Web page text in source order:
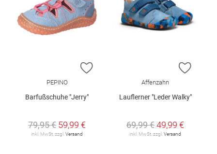
ZUR WUNSCHLISTE HINZUFÜGEN
PEPINO
Barfußschuhe "Jerry"
79,95 € 59,99 €
inkl. MwSt. zzgl. Versand
ZUR
Affenzahn
Lauflerner "Leder Walky"
69,99 €49,99 €
inkl. MwSt. zzgl. Versand